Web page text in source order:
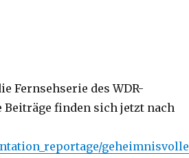
Fernsehserie des WDR-
Beiträge finden sich jetzt nach
geheimnisvolle